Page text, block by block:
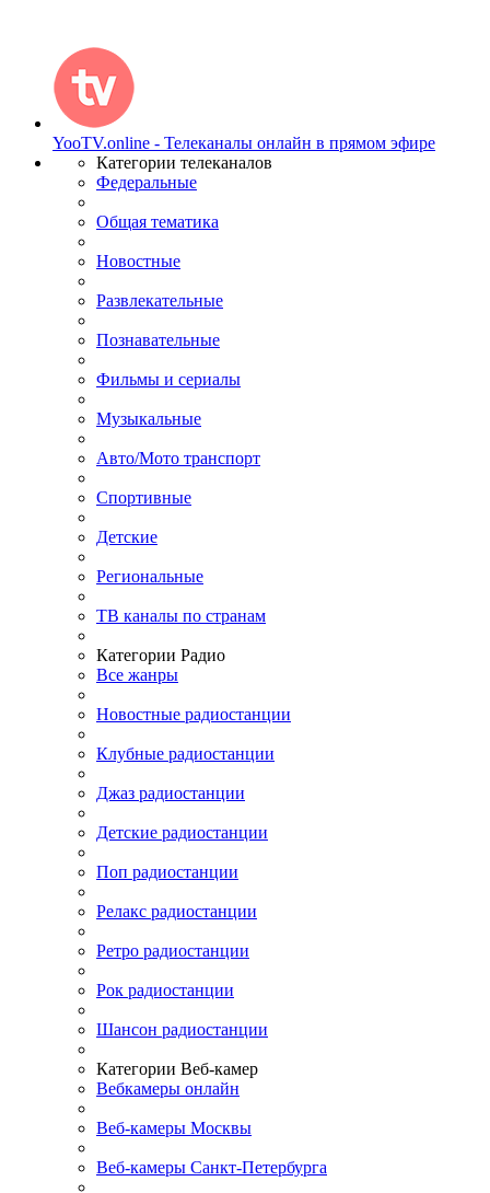
YooTV.online - Телеканалы онлайн в прямом эфире
Категории телеканалов
Федеральные
Общая тематика
Новостные
Развлекательные
Познавательные
Фильмы и сериалы
Музыкальные
Авто/Мото транспорт
Спортивные
Детские
Региональные
ТВ каналы по странам
Категории Радио
Все жанры
Новостные радиостанции
Клубные радиостанции
Джаз радиостанции
Детские радиостанции
Поп радиостанции
Релакс радиостанции
Ретро радиостанции
Рок радиостанции
Шансон радиостанции
Категории Веб-камер
Вебкамеры онлайн
Веб-камеры Москвы
Веб-камеры Санкт-Петербурга